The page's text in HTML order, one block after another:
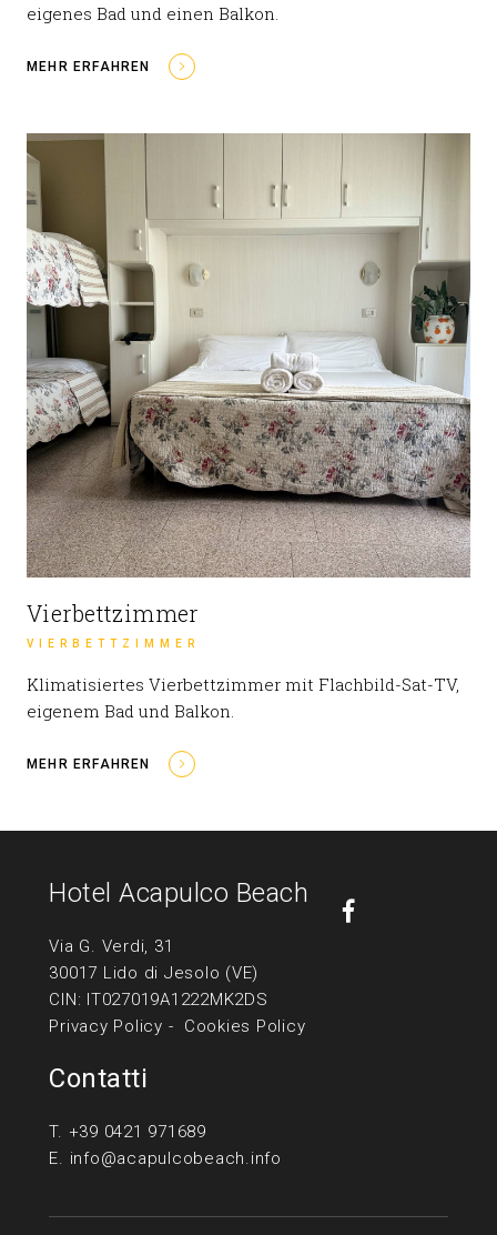
eigenes Bad und einen Balkon.
MEHR ERFAHREN
Vierbettzimmer
VIERBETTZIMMER
Klimatisiertes Vierbettzimmer mit Flachbild-Sat-TV,
eigenem Bad und Balkon.
MEHR ERFAHREN
Hotel Acapulco Beach
Via G. Verdi, 31
30017 Lido di Jesolo (VE)
CIN: IT027019A1222MK2DS
Privacy Policy - Cookies Policy
Contatti
T. +39 0421 971689
E. info@acapulcobeach.info